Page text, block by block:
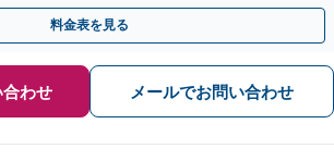
後見／事業承継【ビデオ面談対応】
料金表を見る
わせ メールでお問い合わせ